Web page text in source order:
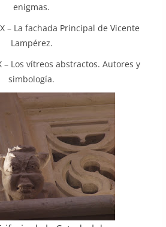
enigmas.
– La fachada Principal de Vicente
Lampérez.
– Los vítreos abstractos. Autores y
simbología.